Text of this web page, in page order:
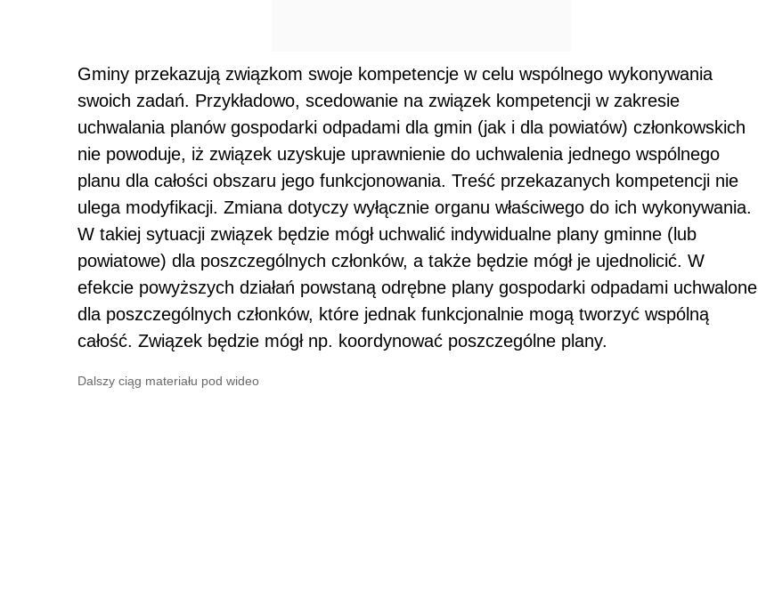
Gminy przekazują związkom swoje kompetencje w celu wspólnego wykonywania
swoich zadań. Przykładowo, scedowanie na związek kompetencji w zakresie
uchwalania planów gospodarki odpadami dla gmin (jak i dla powiatów) członkowskich
nie powoduje, iż związek uzyskuje uprawnienie do uchwalenia jednego wspólnego
planu dla całości obszaru jego funkcjonowania. Treść przekazanych kompetencji nie
ulega modyfikacji. Zmiana dotyczy wyłącznie organu właściwego do ich wykonywania.
W takiej sytuacji związek będzie mógł uchwalić indywidualne plany gminne (lub
powiatowe) dla poszczególnych członków, a także będzie mógł je ujednolicić. W
efekcie powyższych działań powstaną odrębne plany gospodarki odpadami uchwalone
dla poszczególnych członków, które jednak funkcjonalnie mogą tworzyć wspólną
całość. Związek będzie mógł np. koordynować poszczególne plany.
Dalszy ciąg materiału pod wideo